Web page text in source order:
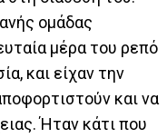
ομάδας
μέρα του ρεπό
και είχαν την
και να
Ήταν κάτι που